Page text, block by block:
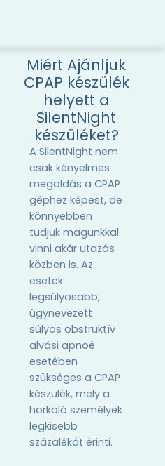
Miért Ajánljuk
CPAP készülék
helyett a
SilentNight
készüléket?
A SilentNight nem
csak kényelmes
megoldás a CPAP
géphez képest, de
könnyebben
tudjuk magunkkal
vinni akár utazás
közben is. Az
esetek
legsúlyosabb,
úgynevezett
súlyos obstruktív
alvási apnoé
esetében
szükséges a CPAP
készülék, mely a
horkoló személyek
legkisebb
százalékát érinti.